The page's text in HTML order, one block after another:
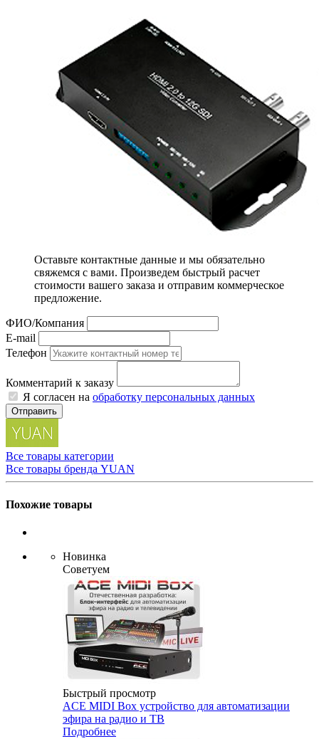
Оставьте контактные данные и мы обязательно
свяжемся с вами. Произведем быстрый расчет
стоимости вашего заказа и отправим коммерческое
предложение.
ФИО/Компания
E-mail
Телефон
Комментарий к заказу
Я согласен на обработку персональных данных
Отправить
Все товары категории
Все товары бренда YUAN
Похожие товары
Новинка
Советуем
Быстрый просмотр
ACE MIDI Box устройство для автоматизации
эфира на радио и ТВ
Подробнее